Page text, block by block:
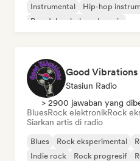
Instrumental
Hip-hop
Rap dalam bahasa Inggris
Good Vibrations
Stasiun Radio
> 2900 jawaban yang
BluesRock elektronikRock
Siarkan artis di radio
Blues Rock eksperimental
Indie rock
Rock progresif